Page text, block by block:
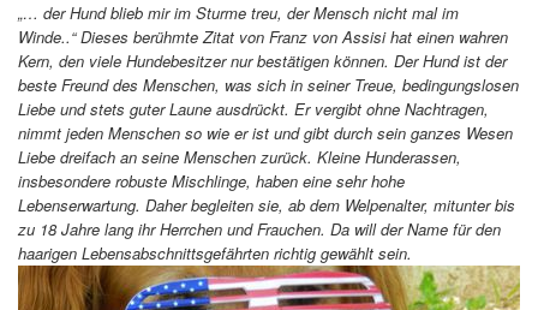
„… der Hund blieb mir im Sturme treu, der Mensch nicht mal im
Winde..“ Dieses berühmte Zitat von Franz von Assisi hat einen wahren
Kern, den viele Hundebesitzer nur bestätigen können. Der Hund ist der
beste Freund des Menschen, was sich in seiner Treue, bedingungslosen
Liebe und stets guter Laune ausdrückt. Er vergibt ohne Nachtragen,
nimmt jeden Menschen so wie er ist und gibt durch sein ganzes Wesen
Liebe dreifach an seine Menschen zurück. Kleine Hunderassen,
insbesondere robuste Mischlinge, haben eine sehr hohe
Lebenserwartung. Daher begleiten sie, ab dem Welpenalter, mitunter bis
zu 18 Jahre lang ihr Herrchen und Frauchen. Da will der Name für den
haarigen Lebensabschnittsgefährten richtig gewählt sein.